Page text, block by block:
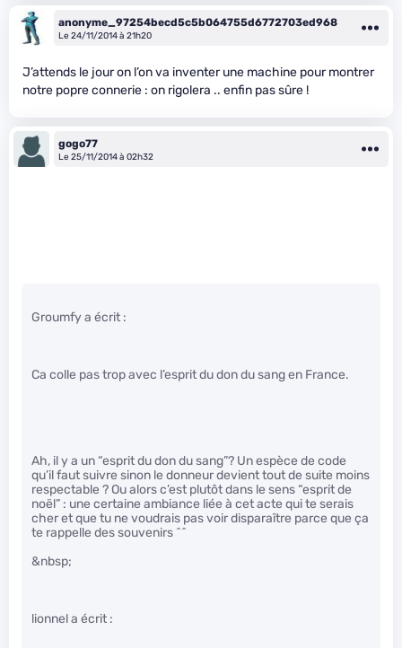
anonyme_97254becd5c5b064755d6772703ed968
Le 24/11/2014 à 21h20
J’attends le jour on l’on va inventer une machine pour montrer
notre popre connerie : on rigolera .. enfin pas sûre !
gogo77
Le 25/11/2014 à 02h32
Groumfy a écrit :
Ca colle pas trop avec l’esprit du don du sang en France.
Ah, il y a un “esprit du don du sang”? Un espèce de code
qu’il faut suivre sinon le donneur devient tout de suite moins
respectable ? Ou alors c’est plutôt dans le sens “esprit de
noël” : une certaine ambiance liée à cet acte qui te serais
cher et que tu ne voudrais pas voir disparaître parce que ça
te rappelle des souvenirs ^^
&nbsp;
lionnel a écrit :